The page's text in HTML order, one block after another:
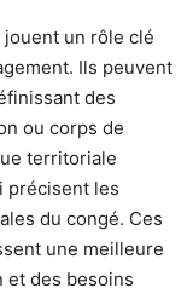
un rôle clé
Ils peuvent
des
ou corps de
territoriale
précisent les
du congé. Ces
une meilleure
et des besoins